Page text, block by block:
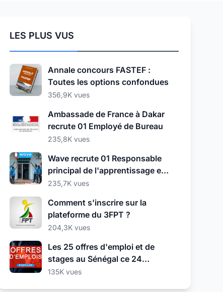
LES PLUS VUS
Annale concours FASTEF :
Toutes les options confondues
356,9K vues
Ambassade de France à Dakar
recrute 01 Employé de Bureau
235,8K vues
Wave recrute 01 Responsable
principal de l'apprentissage et
du développement
235,7K vues
Comment s'inscrire sur la
plateforme du 3FPT ?
204,3K vues
Les 25 offres d'emploi et de
stages au Sénégal ce 24
Septembre 2025
135K vues